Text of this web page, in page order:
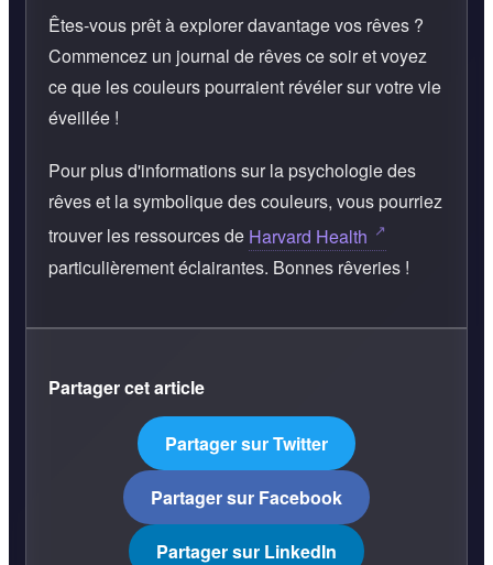
Êtes-vous prêt à explorer davantage vos rêves ?
Commencez un journal de rêves ce soir et voyez
ce que les couleurs pourraient révéler sur votre vie
éveillée !
Pour plus d'informations sur la psychologie des
rêves et la symbolique des couleurs, vous pourriez
trouver les ressources de Harvard Health
particulièrement éclairantes. Bonnes rêveries !
Partager cet article
Partager sur Twitter
Partager sur Facebook
Partager sur LinkedIn